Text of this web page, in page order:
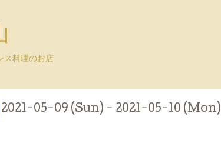
料理のお店
2021-05-09 (Sun) - 2021-05-10 (Mon)